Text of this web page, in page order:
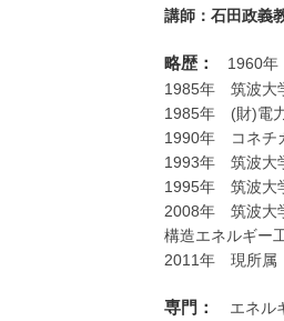
講師：石田政
略歴： 1960
1985年 筑波大
1985年 (財)電
1990年 コネチ
1993年 筑波大
1995年 筑波
2008年 筑波大
構造エネルギー
2011年 現所属
専門：
エネル